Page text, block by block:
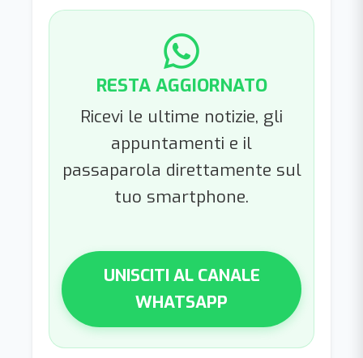
RESTA AGGIORNATO
Ricevi le ultime notizie, gli
appuntamenti e il
passaparola direttamente sul
tuo smartphone.
UNISCITI AL CANALE
WHATSAPP